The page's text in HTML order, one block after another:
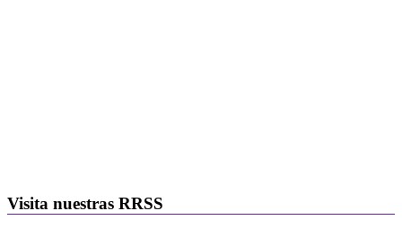
Visita nuestras RRSS